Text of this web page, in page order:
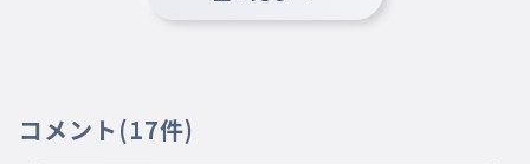
つぎょうなのでいままでのがっこうせいかつのことをか
011
でマジで腰抜かしました。
コメント (17件)